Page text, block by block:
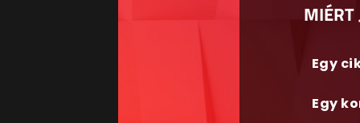
MIÉRT
Egy
Egy